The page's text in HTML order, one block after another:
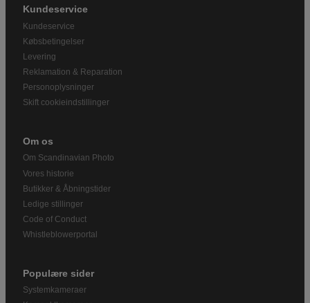
Kundeservice
Kundeservice
Købsbetingelser
Levering
Reklamation & Reparation
Personoplysninger
Skift cookieindstillinger
Om os
Om Scandinavian Photo
Vores historie
Butikker & Åbningstider
Ledige stillinger
Code of Conduct
Whistleblowerportal
Populære sider
Systemkameraer